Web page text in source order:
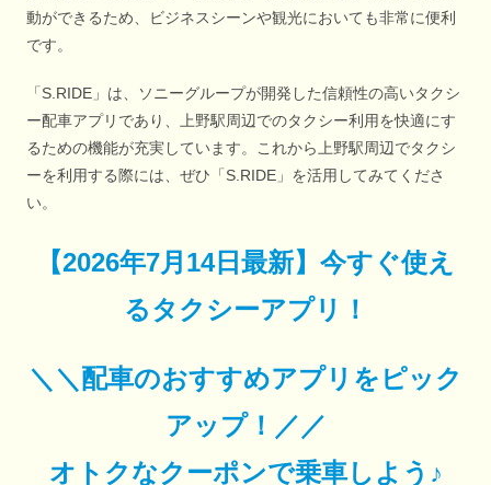
動ができるため、ビジネスシーンや観光においても非常に便利
です。
「S.RIDE」は、ソニーグループが開発した信頼性の高いタクシ
ー配車アプリであり、上野駅周辺でのタクシー利用を快適にす
るための機能が充実しています。これから上野駅周辺でタクシ
ーを利用する際には、ぜひ「S.RIDE」を活用してみてくださ
い。
【2026年7月14日最新】 今すぐ使え
るタクシーアプリ！
＼＼配車のおすすめアプリをピック
アップ！／／
オトクなクーポンで乗車しよう♪